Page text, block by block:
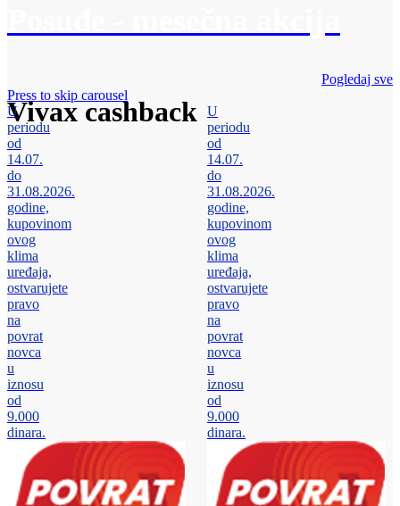
Vivax cashback
Pogledaj sve
Press to skip carousel
U
periodu
od
14.07.
do
31.08.2026.
godine,
kupovinom
ovog
klima
uređaja,
ostvarujete
pravo
na
povrat
novca
u
iznosu
od
9.000
dinara.
U
periodu
od
14.07.
do
31.08.2026.
godine,
kupovinom
ovog
klima
uređaja,
ostvarujete
pravo
na
povrat
novca
u
iznosu
od
9.000
dinara.